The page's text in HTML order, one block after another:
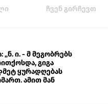
ჩვენ გირჩევთ
ი. - მ მეგობრებს
გიგა
ყურადღებას
ამით მან
გიგა ავალიანს“